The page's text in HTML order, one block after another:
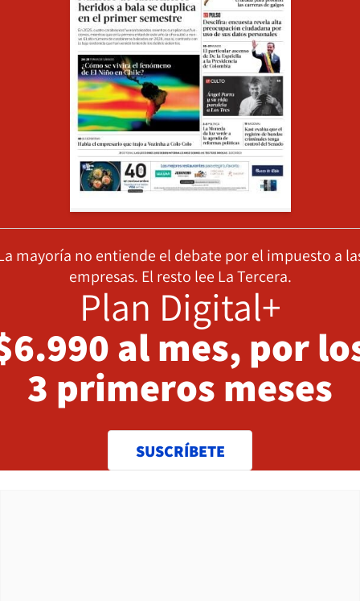
mayoría no entiende el debate por el impuesto a
empresas. El resto lee La Tercera.
Plan Digital+
al mes, por
3 primeros meses
SUSCRÍBETE